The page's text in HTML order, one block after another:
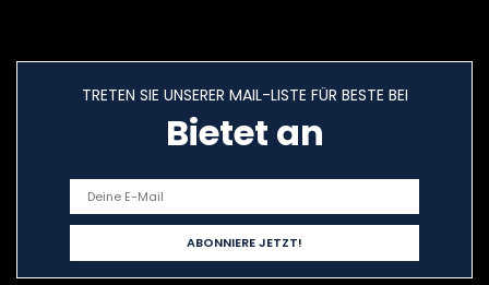
TRETEN SIE UNSERER MAIL-LISTE FÜR BESTE BEI
Bietet an